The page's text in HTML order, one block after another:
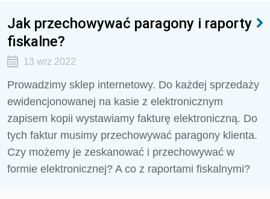
Jak przechowywać paragony i raporty
fiskalne?
13 wrz 2022
Prowadzimy sklep internetowy. Do każdej sprzedaży
ewidencjonowanej na kasie z elektronicznym
zapisem kopii wystawiamy fakturę elektroniczną. Do
tych faktur musimy przechowywać paragony klienta.
Czy możemy je zeskanować i przechowywać w
formie elektronicznej? A co z raportami fiskalnymi?